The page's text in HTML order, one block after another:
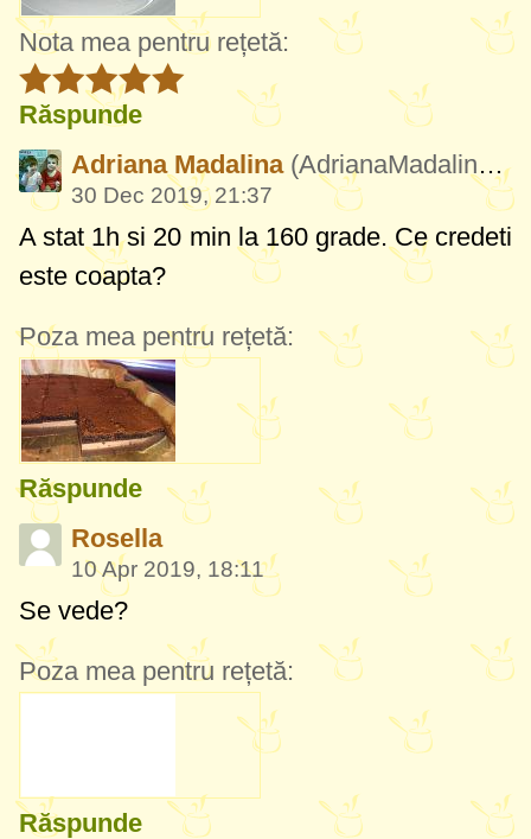
Nota mea pentru rețetă:
Răspunde
Adriana Madalina (AdrianaMadalina716)
30 Dec 2019, 21:37
A stat 1h si 20 min la 160 grade. Ce credeti
este coapta?
Poza mea pentru rețetă:
Răspunde
Rosella
10 Apr 2019, 18:11
Se vede?
Poza mea pentru rețetă:
Răspunde